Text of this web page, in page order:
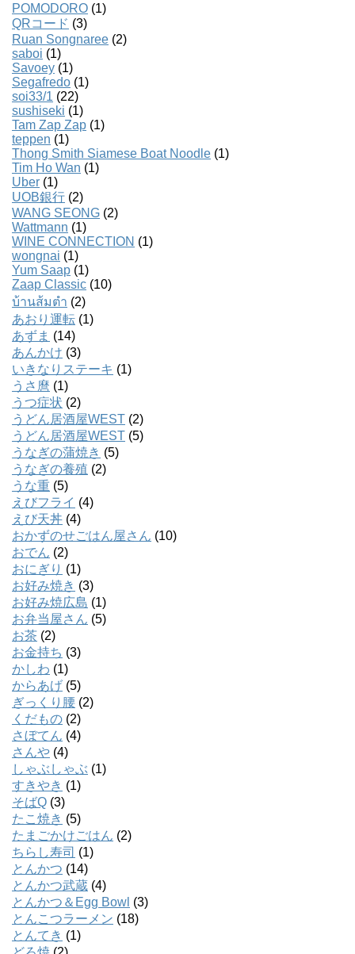
POMODORO (1)
QRコード (3)
Ruan Songnaree (2)
saboi (1)
Savoey (1)
Segafredo (1)
soi33/1 (22)
sushiseki (1)
Tam Zap Zap (1)
teppen (1)
Thong Smith Siamese Boat Noodle (1)
Tim Ho Wan (1)
Uber (1)
UOB銀行 (2)
WANG SEONG (2)
Wattmann (1)
WINE CONNECTION (1)
wongnai (1)
Yum Saap (1)
Zaap Classic (10)
บ้านส้มตํา (2)
あおり運転 (1)
あずま (14)
あんかけ (3)
いきなりステーキ (1)
うさ麿 (1)
うつ症状 (2)
うどん居酒屋WEST (2)
うどん居酒屋WEST (5)
うなぎの蒲焼き (5)
うなぎの養殖 (2)
うな重 (5)
えびフライ (4)
えび天丼 (4)
おかずのせごはん屋さん (10)
おでん (2)
おにぎり (1)
お好み焼き (3)
お好み焼広島 (1)
お弁当屋さん (5)
お茶 (2)
お金持ち (3)
かしわ (1)
からあげ (5)
ぎっくり腰 (2)
くだもの (2)
さぼてん (4)
さんや (4)
しゃぶしゃぶ (1)
すきやき (1)
そばQ (3)
たこ焼き (5)
たまごかけごはん (2)
ちらし寿司 (1)
とんかつ (14)
とんかつ武蔵 (4)
とんかつ＆Egg Bowl (3)
とんこつラーメン (18)
とんてき (1)